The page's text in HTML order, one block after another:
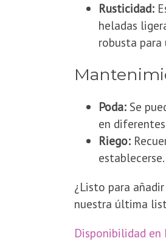
Rusticidad:
heladas
robusta para
Poda: Se
en
Riego:
establecerse.
​¿Listo para
nuestra última
Disponibilidad